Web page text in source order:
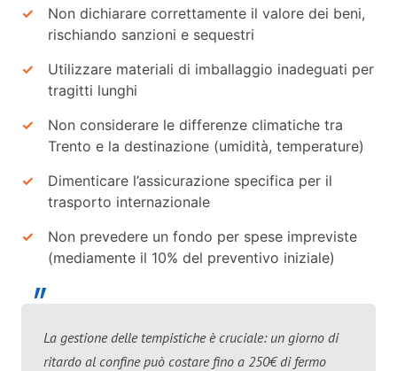
Non dichiarare correttamente il valore dei beni,
rischiando sanzioni e sequestri
Utilizzare materiali di imballaggio inadeguati per
tragitti lunghi
Non considerare le differenze climatiche tra
Trento e la destinazione (umidità, temperature)
Dimenticare l’assicurazione specifica per il
trasporto internazionale
Non prevedere un fondo per spese impreviste
(mediamente il 10% del preventivo iniziale)
La gestione delle tempistiche è cruciale: un giorno di
ritardo al confine può costare fino a 250€ di fermo